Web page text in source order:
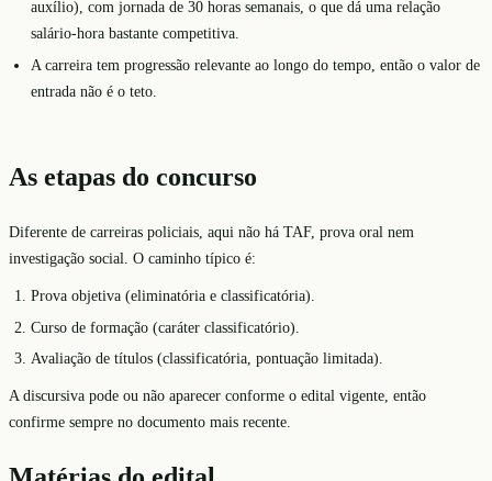
auxílio), com jornada de 30 horas semanais, o que dá uma relação
salário-hora bastante competitiva.
A carreira tem progressão relevante ao longo do tempo, então o valor de
entrada não é o teto.
As etapas do concurso
Diferente de carreiras policiais, aqui não há TAF, prova oral nem
investigação social. O caminho típico é:
Prova objetiva (eliminatória e classificatória).
Curso de formação (caráter classificatório).
Avaliação de títulos (classificatória, pontuação limitada).
A discursiva pode ou não aparecer conforme o edital vigente, então
confirme sempre no documento mais recente.